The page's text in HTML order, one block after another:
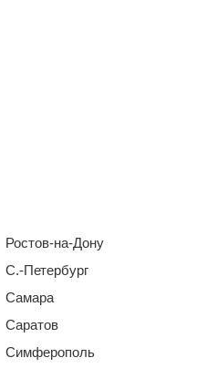
Ростов-на-Дону
С.-Петербург
Самара
Саратов
Симферополь